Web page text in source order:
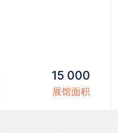
15 000
展馆面积